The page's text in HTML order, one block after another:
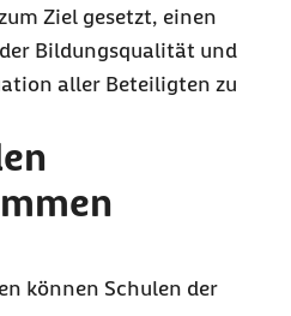
Ziel gesetzt, einen
Bildungsqualität und
aller Beteiligten zu
können Schulen der